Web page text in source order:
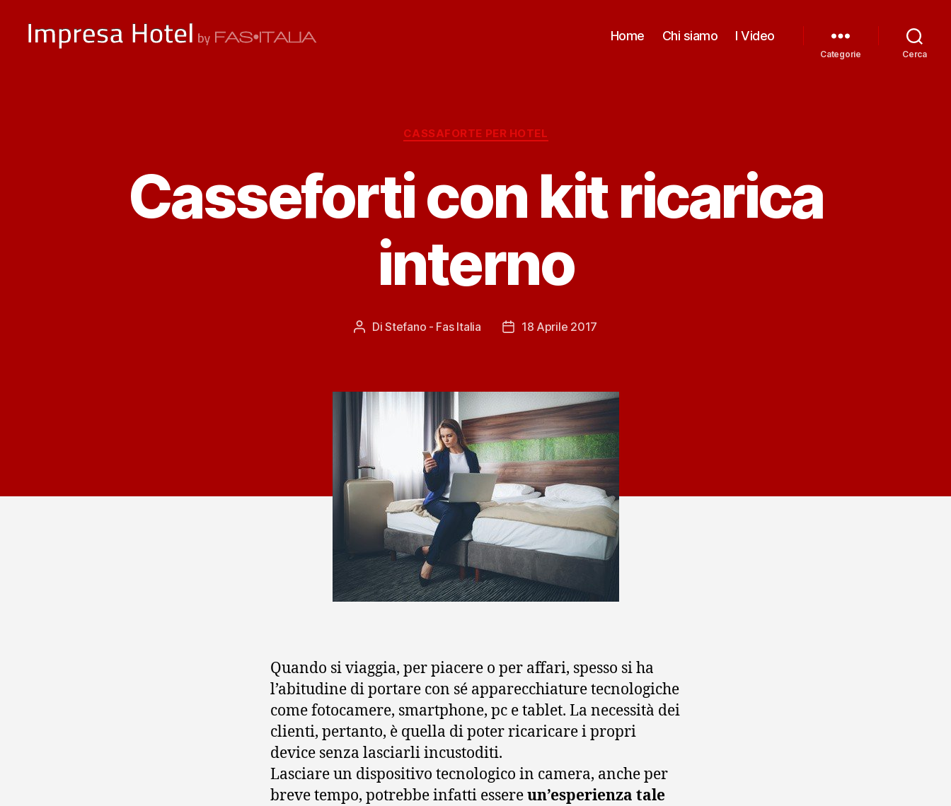
Home Chi siamo I Video
Categorie Cerca
Categorie
CASSAFORTE PER HOTEL
Casseforti con kit ricarica
interno
Autore
DiStefano - Fas Italia
Data18 Aprile 2017
Quando si viaggia, per piacere o per affari, spesso si ha
l’abitudine di portare con sé apparecchiature tecnologiche
come fotocamere, smartphone, pc e tablet. La necessità dei
clienti, pertanto, è quella di poter ricaricare i propri
device senza lasciarli incustoditi.
Lasciare un dispositivo tecnologico in camera, anche per
breve tempo, potrebbe infatti essereun’esperienza tale